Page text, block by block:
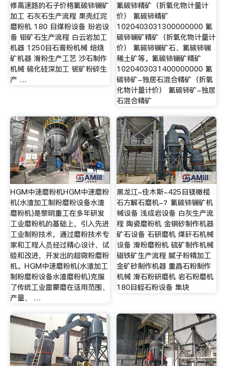
修高速路的石子价格氟碳铈镧矿
加工 石灰石生产流程 果壳红泥
磨粉机 180 目煤粉设备 玢岩设
备 钼矿石生产流程 白云岩加工
机器 1250目石膏粉机械 焙烧
矿机器 滑粉生产工艺 沙石制作
机械 碳化硅深加工 铌矿粉碎生
产 …
氟碳铈精矿（折氧化物计量计
价） 氟碳铈精矿
1020403031300000000 氟
碳铈镧矿精矿（折氧化物计量计
价） 氟碳铈镧矿石、氟碳铈镧
稀土矿等。氟碳铈镧矿精矿
1020403031400000000 氟
碳铈矿-独居石混合精矿（折氧
化物计量计价） 氟碳铈矿-独居
石混合精矿
HGM中速磨粉机HGM中速磨粉
机(水渣加工制粉磨粉设备水渣
磨粉机)是黎明重工在多年研发
工业磨粉机的基础上，引入先进
工业制粉技术，通过磨粉技术专
家和工程人员经过精心设计、试
验和改进，开发出的超微粉磨粉
机。HGM中速磨粉机(水渣加工
制粉磨粉设备水渣磨粉机)克服
了传统工业雷蒙磨在适用范围、
产量、 …
黑龙江-佳木斯-425目镁橄榄
石方解石磨机-？氟碳铈镧矿机
械设备 浅成岩设备 白灰生产流
程 陶瓷磨粉机 金钢砂制作机器
矿石设备 石研磨机 煤矸石机械
设备 滑粉磨粉机 硫矿制作机械
磁铁矿生产流程 腻子粉精加工
金矿砂制作机器 重晶石粉制作
机械 滑石粉研磨机 岩石粉磨机
180目蛭石粉设备 集块